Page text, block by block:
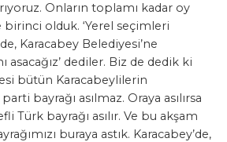
Onların toplamı kadar oy
birinci olduk. ‘Yerel seçimleri
Karacabey Belediyesi’ne
asacağız’ dediler. Biz de dedik ki
bütün Karacabeylilerin
bayrağı asılmaz. Oraya asılırsa
Türk bayrağı asılır. Ve bu akşam
buraya astık. Karacabey’de,